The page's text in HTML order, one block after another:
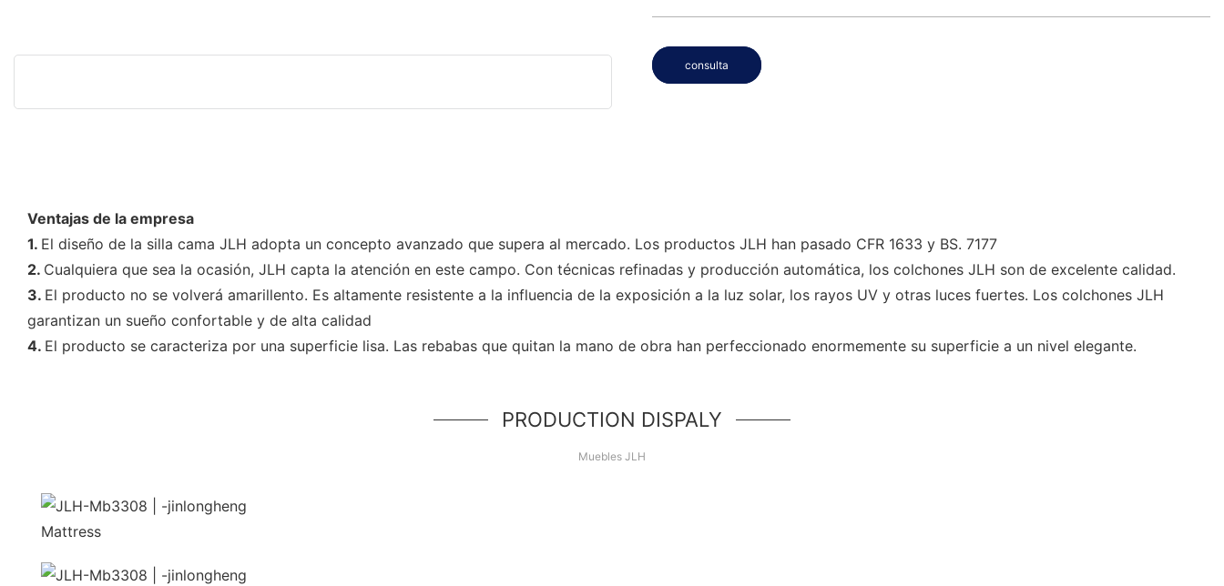
consulta
Ventajas de la empresa
1. El diseño de la silla cama JLH adopta un concepto avanzado que supera al mercado. Los productos JLH han pasado CFR 1633 y BS. 7177
2. Cualquiera que sea la ocasión, JLH capta la atención en este campo. Con técnicas refinadas y producción automática, los colchones JLH son de excelente calidad.
3. El producto no se volverá amarillento. Es altamente resistente a la influencia de la exposición a la luz solar, los rayos UV y otras luces fuertes. Los colchones JLH
garantizan un sueño confortable y de alta calidad
4. El producto se caracteriza por una superficie lisa. Las rebabas que quitan la mano de obra han perfeccionado enormemente su superficie a un nivel elegante.
PRODUCTION DISPALY
Muebles JLH